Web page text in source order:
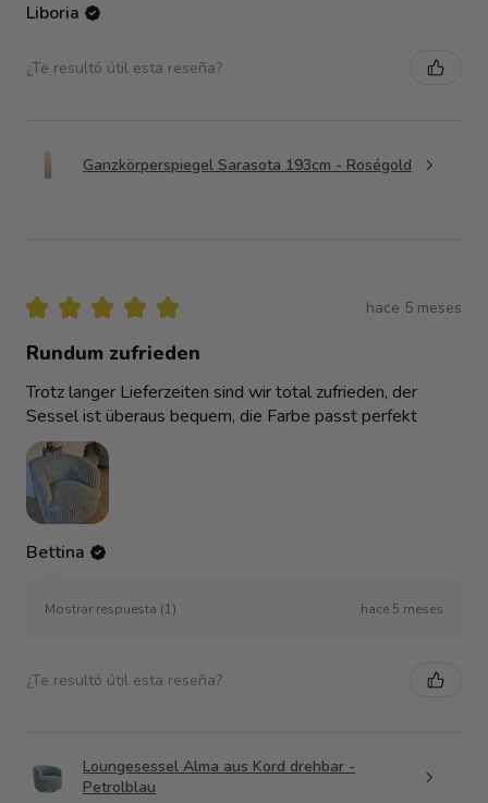
Liboria
¿Te resultó útil esta reseña?
Ganzkörperspiegel Sarasota 193cm - Roségold
★ ★ ★ ★ ★ hace 5 meses
Rundum zufrieden
Trotz langer Lieferzeiten sind wir total zufrieden, der
Sessel ist überaus bequem, die Farbe passt perfekt
Bettina
Mostrar respuesta (1) hace 5 meses
¿Te resultó útil esta reseña?
Loungesessel Alma aus Kord drehbar -
Petrolblau